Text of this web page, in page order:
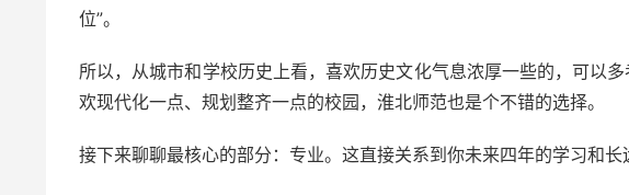
位”。
所以，从城市和学校历史上看，喜欢历史文化气息浓厚一些的，可以
欢现代化一点、规划整齐一点的校园，淮北师范也是个不错的选择。
接下来聊聊最核心的部分：专业。这直接关系到你未来四年的学习和长